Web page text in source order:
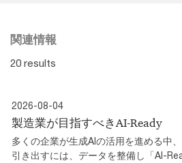
関連情報
20 results
2026-08-04
製造業が目指すべきAI-Ready
多くの企業が生成AIの活用を進める中
引き出すには、データを整備し「AI-